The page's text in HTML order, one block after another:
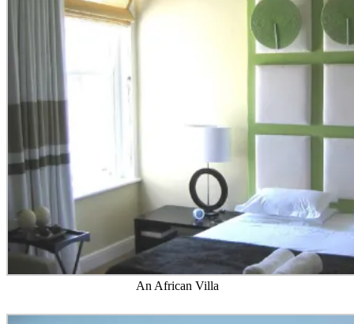
An African Villa